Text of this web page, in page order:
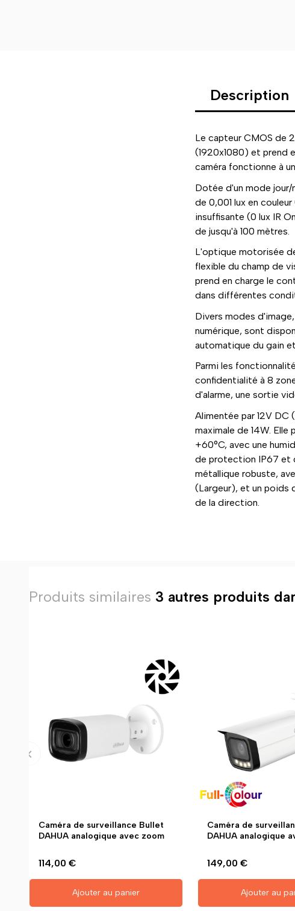
Description
Le capteur CMOS de
(1920x1080) et prend
caméra fonctionne à
Dotée d'un mode jour/
de 0,001 lux en
insuffisante (0 lux IR
de jusqu'à 100 mètres.
L'optique motorisée
flexible du champ de
prend en charge le
dans différentes
Divers modes
numérique, sont
automatique du gain
Parmi les
confidentialité à 8
d'alarme, une sortie
Alimentée par 12V
maximale de 14W.
+60°C, avec une
de protection IP67 et
métallique robuste,
(Largeur), et un poids
de la direction.
Produits similaires 3 autres produits
Caméra de surveillance Bullet
DAHUA analogique avec zoom
114,00 €
Ajouter au panier
Caméra de
DAHUA analogique
149,00 €
Ajouter au